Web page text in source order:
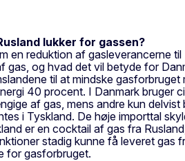
lukker for gassen?
en reduktion af gasleverancerne
og hvad det vil betyde for
til at mindske
40 procent. I Danmark
af gas, mens andre kun
i Tyskland. De høje importtal
er en cocktail af gas fra
stadig kunne få leveret gas
for gasforbruget.